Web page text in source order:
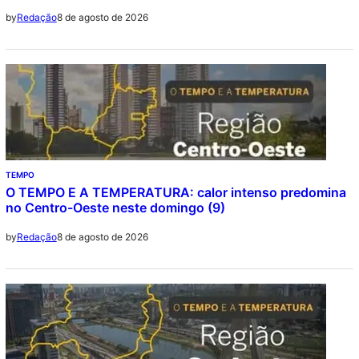
byRedação8 de agosto de 2026
TEMPO
O TEMPO E A TEMPERATURA: calor intenso predomina
no Centro-Oeste neste domingo (9)
byRedação8 de agosto de 2026